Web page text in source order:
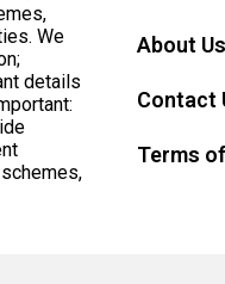
We
details
About Us
Contact
Terms